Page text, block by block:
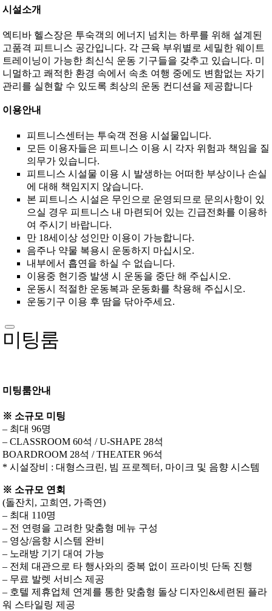
시설소개
엑티바 헬스장은 투숙객의 에너지 넘치는 하루를 위해 설계된
고품격 피트니스 공간입니다. 각 근육 부위별로 세밀한 웨이트
트레이닝이 가능한 최신식 운동 기구들을 갖추고 있습니다. 미
니멀하고 쾌적한 환경 속에서 속초 여행 중에도 변함없는 자기
관리를 실현할 수 있도록 최상의 운동 컨디션을 제공합니다
이용안내
피트니스센터는 투숙객 전용 시설물입니다.
모든 이용자들은 피트니스 이용 시 각자 위험과 책임을 질
의무가 있습니다.
피트니스 시설물 이용 시 발생하는 어떠한 부상이나 손실
에 대해 책임지지 않습니다.
본 피트니스 시설은 무인으로 운영되므로 문의사항이 있
으실 경우 피트니스 내 마련되어 있는 긴급전화를 이용하
여 주시기 바랍니다.
만 18세이상 성인만 이용이 가능합니다.
음주나 약물 복용시 운동하지 마십시오.
내부에서 흡연을 하실 수 없습니다.
이용중 현기증 발생 시 운동을 중단 해 주십시오.
운동시 적절한 운동복과 운동화를 착용해 주십시오.
운동기구 이용 후 땀을 닦아주세요.
미팅룸
미팅룸안내
※ 소규모 미팅
– 최대 96명
– CLASSROOM 60석 / U-SHAPE 28석
BOARDROOM 28석 / THEATER 96석
* 시설장비 : 대형스크린, 빔 프로젝터, 마이크 및 음향 시스템
※ 소규모 연회
(돌잔치, 고희연, 가족연)
– 최대 110명
– 전 연령을 고려한 맞춤형 메뉴 구성
– 영상/음향 시스템 완비
– 노래방 기기 대여 가능
– 전체 대관으로 타 행사와의 중복 없이 프라이빗 단독 진행
– 무료 발렛 서비스 제공
– 호텔 제휴업체 연계를 통한 맞춤형 돌상 디자인&세련된 플라
워 스타일링 제공